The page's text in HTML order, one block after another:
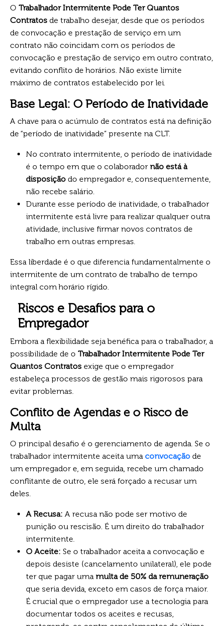
O Trabalhador Intermitente Pode Ter Quantos
Contratos de trabalho desejar, desde que os períodos
de convocação e prestação de serviço em um
contrato não coincidam com os períodos de
convocação e prestação de serviço em outro contrato,
evitando conflito de horários. Não existe limite
máximo de contratos estabelecido por lei.
Base Legal: O Período de Inatividade
A chave para o acúmulo de contratos está na definição
de “período de inatividade” presente na CLT.
No contrato intermitente, o período de inatividade
é o tempo em que o colaborador não está à
disposição do empregador e, consequentemente,
não recebe salário.
Durante esse período de inatividade, o trabalhador
intermitente está livre para realizar qualquer outra
atividade, inclusive firmar novos contratos de
trabalho em outras empresas.
Essa liberdade é o que diferencia fundamentalmente o
intermitente de um contrato de trabalho de tempo
integral com horário rígido.
Riscos e Desafios para o
Empregador
Embora a flexibilidade seja benéfica para o trabalhador, a
possibilidade de o Trabalhador Intermitente Pode Ter
Quantos Contratos exige que o empregador
estabeleça processos de gestão mais rigorosos para
evitar problemas.
Conflito de Agendas e o Risco de
Multa
O principal desafio é o gerenciamento de agenda. Se o
trabalhador intermitente aceita uma convocação de
um empregador e, em seguida, recebe um chamado
conflitante de outro, ele será forçado a recusar um
deles.
A Recusa: A recusa não pode ser motivo de
punição ou rescisão. É um direito do trabalhador
intermitente.
O Aceite: Se o trabalhador aceita a convocação e
depois desiste (cancelamento unilateral), ele pode
ter que pagar uma multa de 50% da remuneração
que seria devida, exceto em casos de força maior.
É crucial que o empregador use a tecnologia para
documentar todos os aceites e recusas,